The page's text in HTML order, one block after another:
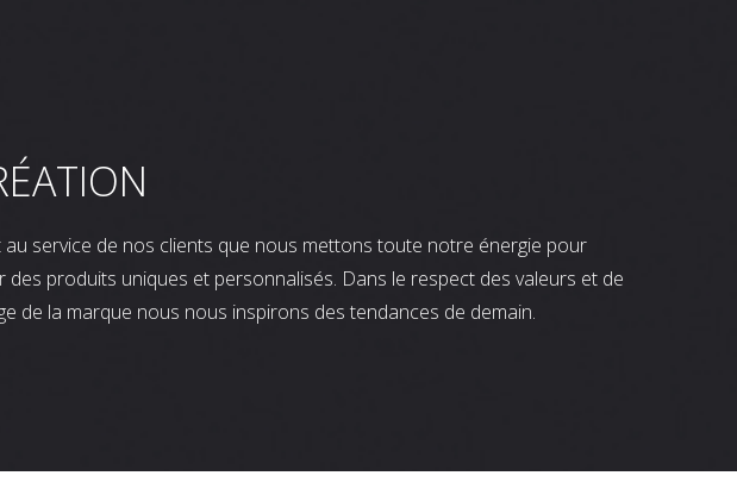
au service de nos clients que nous mettons toute notre énergie pour
des produits uniques et personnalisés. Dans le respect des valeurs et de
de la marque nous nous inspirons des tendances de demain.